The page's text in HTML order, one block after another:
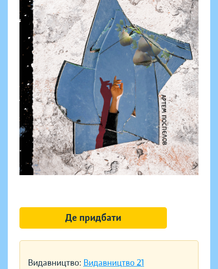
Видавництво: Видавництво 21
Де придбати